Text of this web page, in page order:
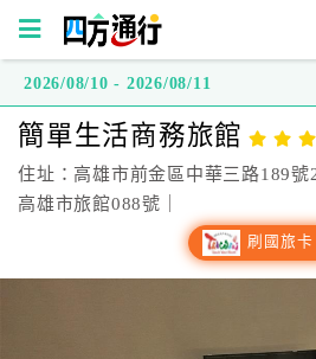
方
通
行
2026/08/10 - 2026/08/11
簡單生活商務旅館
住址：高雄市前金區中華三路189號
高雄市旅館088號｜
刷國旅卡